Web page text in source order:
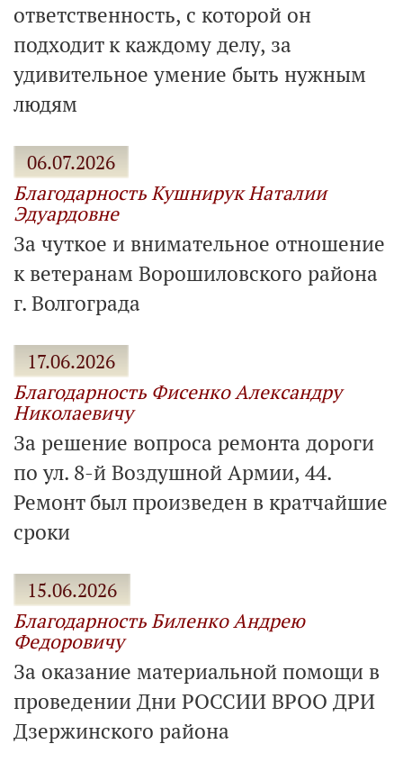
ответственность, с которой он
подходит к каждому делу, за
удивительное умение быть нужным
людям
06.07.2026
Благодарность Кушнирук Наталии
Эдуардовне
За чуткое и внимательное отношение
к ветеранам Ворошиловского района
г. Волгограда
17.06.2026
Благодарность Фисенко Александру
Николаевичу
За решение вопроса ремонта дороги
по ул. 8-й Воздушной Армии, 44.
Ремонт был произведен в кратчайшие
сроки
15.06.2026
Благодарность Биленко Андрею
Федоровичу
За оказание материальной помощи в
проведении Дни РОССИИ ВРОО ДРИ
Дзержинского района